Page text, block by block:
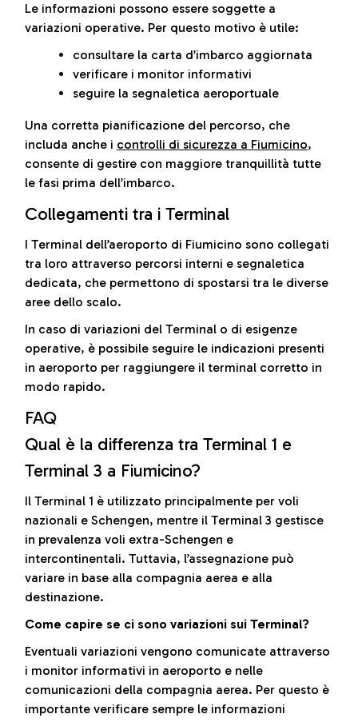
Le informazioni possono essere soggette a
variazioni operative. Per questo motivo è utile:
consultare la carta d’imbarco aggiornata
verificare i monitor informativi
seguire la segnaletica aeroportuale
Una corretta pianificazione del percorso, che
includa anche i controlli di sicurezza a Fiumicino,
consente di gestire con maggiore tranquillità tutte
le fasi prima dell’imbarco.
Collegamenti tra i Terminal
I Terminal dell’aeroporto di Fiumicino sono collegati
tra loro attraverso percorsi interni e segnaletica
dedicata, che permettono di spostarsi tra le diverse
aree dello scalo.
In caso di variazioni del Terminal o di esigenze
operative, è possibile seguire le indicazioni presenti
in aeroporto per raggiungere il terminal corretto in
modo rapido.
FAQ
Qual è la differenza tra Terminal 1 e
Terminal 3 a Fiumicino?
Il Terminal 1 è utilizzato principalmente per voli
nazionali e Schengen, mentre il Terminal 3 gestisce
in prevalenza voli extra-Schengen e
intercontinentali. Tuttavia, l’assegnazione può
variare in base alla compagnia aerea e alla
destinazione.
Come capire se ci sono variazioni sui Terminal?
Eventuali variazioni vengono comunicate attraverso
i monitor informativi in aeroporto e nelle
comunicazioni della compagnia aerea. Per questo è
importante verificare sempre le informazioni